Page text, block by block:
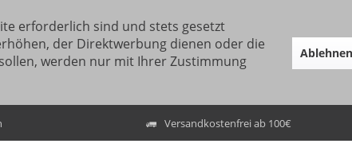
erforderlich sind und stets gesetzt
der Direktwerbung dienen oder die
werden nur mit Ihrer Zustimmung
Ablehnen
Versandkostenfrei ab 100€